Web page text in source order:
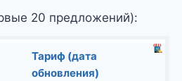
20 предложений):
Тариф (дата
обновления)